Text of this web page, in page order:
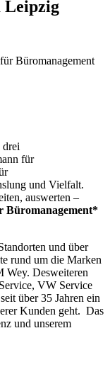
Leipzig
Büromanagement
drei
für
und Vielfalt.
auswerten –
Büromanagement*
und über
rund um die Marken
Wey. Desweiteren
VW Service
über 35 Jahren ein
Kunden geht. Das
und unserem